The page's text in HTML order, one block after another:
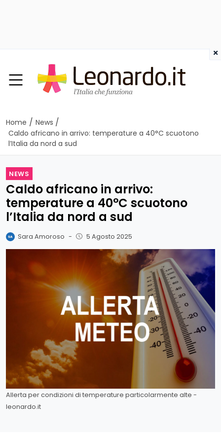
Home / News /
Caldo africano in arrivo: temperature a 40°C scuotono
l’Italia da nord a sud
NEWS
Caldo africano in arrivo:
temperature a 40°C scuotono
l’Italia da nord a sud
Sara Amoroso - 5 Agosto 2025
Allerta per condizioni di temperature particolarmente alte -
leonardo.it
×